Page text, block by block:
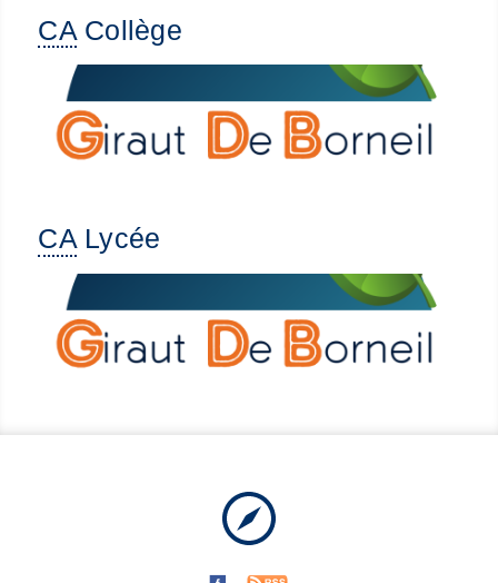
CACollège
CALycée